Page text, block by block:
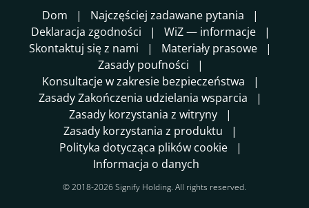
Dom
Najczęściej zadawane pytania
Deklaracja zgodności
WiZ — informacje
Skontaktuj się z nami
Materiały prasowe
Zasady poufności
Konsultacje w zakresie bezpieczeństwa
Zasady Zakończenia udzielania wsparcia
Zasady korzystania z witryny
Zasady korzystania z produktu
Polityka dotycząca plików cookie
Informacja o danych
© 2018-2026 Signify Holding. All rights reserved.